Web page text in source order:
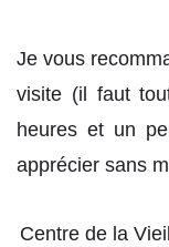
Je vous
visite (il faut
heures et un
apprécier sans
Centre de la